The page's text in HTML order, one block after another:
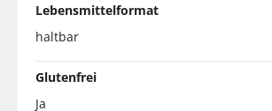
Lebensmittelformat
haltbar
Glutenfrei
Ja